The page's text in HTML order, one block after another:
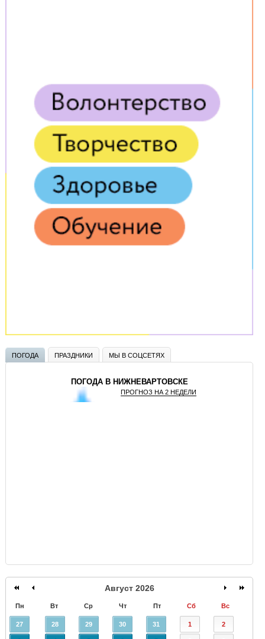
ПОГОДА ПРАЗДНИКИ МЫ В СОЦСЕТЯХ
ПОГОДА В НИЖНЕВАРТОВСКЕ
ПРОГНОЗ НА 2 НЕДЕЛИ
Август 2026
Пн Вт Ср Чт Пт Сб Вс
27 28 29 30 31 1 2